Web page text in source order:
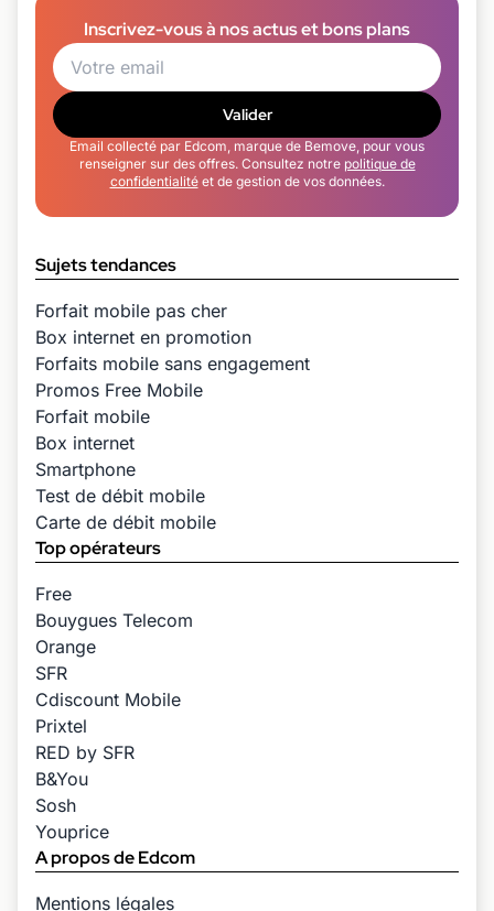
Inscrivez-vous à nos actus et bons plans
Valider
Email collecté par Edcom, marque de Bemove, pour vous
renseigner sur des offres. Consultez notre politique de
confidentialitéet de gestion de vos données.
Sujets tendances
Forfait mobile pas cher
Box internet en promotion
Forfaits mobile sans engagement
Promos Free Mobile
Forfait mobile
Box internet
Smartphone
Test de débit mobile
Carte de débit mobile
Top opérateurs
Free
Bouygues Telecom
Orange
SFR
Cdiscount Mobile
Prixtel
RED by SFR
B&You
Sosh
Youprice
A propos de Edcom
Mentions légales